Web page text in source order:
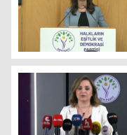
Tulay Hatimogullari